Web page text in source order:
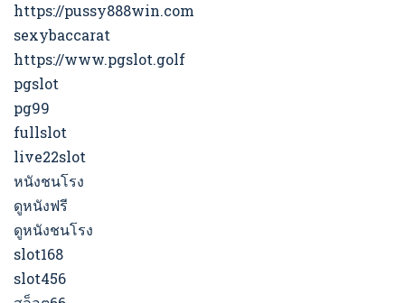
https://pussy888win.com
sexybaccarat
https://www.pgslot.golf
pgslot
pg99
fullslot
live22slot
หนังชนโรง
ดูหนังฟรี
ดูหนังชนโรง
slot168
slot456